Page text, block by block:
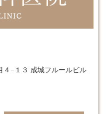
４−１３ 成城フルールビル